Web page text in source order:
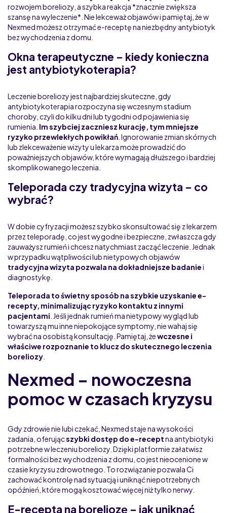
rozwojem boreliozy, a szybka reakcja *znacznie zwiększa
szansę na wyleczenie*. Nie lekceważ objawów i pamiętaj, że w
Nexmed możesz otrzymać e-receptę na niezbędny antybiotyk
bez wychodzenia z domu.
Okna terapeutyczne – kiedy konieczna
jest antybiotykoterapia?
Leczenie boreliozy jest najbardziej skuteczne, gdy
antybiotykoterapia rozpoczyna się wczesnym stadium
choroby, czyli do kilku dni lub tygodni od pojawienia się
rumienia. Im szybciej zaczniesz kurację, tym mniejsze
ryzyko przewlekłych powikłań . Ignorowanie zmian skórnych
lub zlekceważenie wizyty u lekarza może prowadzić do
poważniejszych objawów, które wymagają dłuższego i bardziej
skomplikowanego leczenia.
Teleporada czy tradycyjna wizyta – co
wybrać?
W dobie cyfryzacji możesz szybko skonsultować się z lekarzem
przez teleporadę, co jest wygodne i bezpieczne, zwłaszcza gdy
zauważysz rumień i chcesz natychmiast zacząć leczenie. Jednak
w przypadku wątpliwości lub nietypowych objawów
tradycyjna wizyta pozwala na dokładniejsze badaniei
diagnostykę.
Teleporada to świetny sposób na szybkie uzyskanie e-
recepty, minimalizując ryzyko kontaktu z innymi
pacjentami . Jeśli jednak rumień ma nietypowy wygląd lub
towarzyszą mu inne niepokojące symptomy, nie wahaj się
wybrać na osobistą konsultację. Pamiętaj, żewczesne i
właściwe rozpoznanie to klucz do skutecznego leczenia
boreliozy
Nexmed – nowoczesna
pomoc w czasach kryzysu
Gdy zdrowie nie lubi czekać, Nexmed staje na wysokości
zadania, oferującszybki dostęp do e-receptna antybiotyki
potrzebne w leczeniu boreliozy. Dzięki platformie załatwisz
formalności bez wychodzenia z domu, co jest nieocenione w
czasie kryzysu zdrowotnego. To rozwiązanie pozwala Ci
zachować kontrolę nad sytuacją i uniknąć niepotrzebnych
opóźnień, które mogą kosztować więcej niż tylko nerwy.
E-recepta na boreliozę – jak uniknąć